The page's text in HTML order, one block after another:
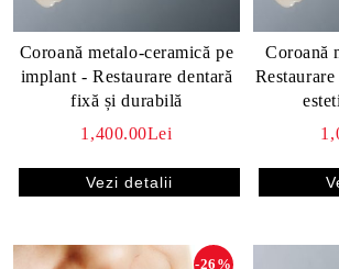
Coroană metalo-ceramică pe
implant - Restaurare dentară
fixă și durabilă
1,400.00Lei
Vezi detalii
Coroană
-26%